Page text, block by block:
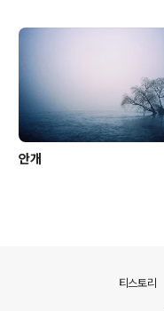
안개
티스토리